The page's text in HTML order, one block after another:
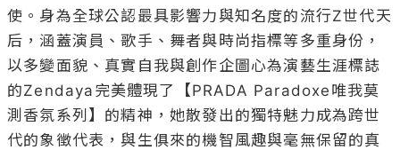
使。身為全球公認最具影響力與知名度的流行Z世代天
后，涵蓋演員、歌手、舞者與時尚指標等多重身份，
以多變面貌、真實自我與創作企圖心為演藝生涯標誌
的Zendaya完美體現了
【PRADA Paradoxe唯我莫
測香氛系列 】 的精神，她散發出的獨特魅力成為跨世
代的象徵代表，與生俱來的機智風趣與毫無保留的真